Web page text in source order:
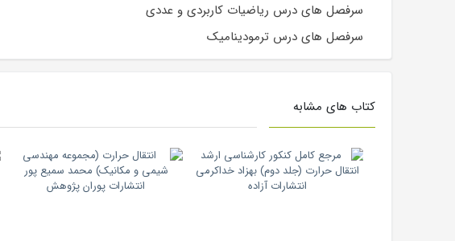
سرفصل های درس ریاضیات کاربردی و عددی
سرفصل های درس ترمودینامیک
کتاب های مشابه